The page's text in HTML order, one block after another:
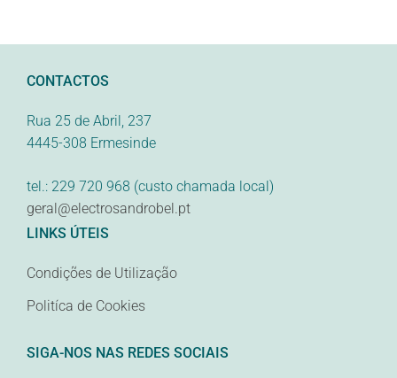
CONTACTOS
Rua 25 de Abril, 237
4445-308 Ermesinde
tel.: 229 720 968 (custo chamada local)
geral@electrosandrobel.pt
LINKS ÚTEIS
Condições de Utilização
Politíca de Cookies
SIGA-NOS NAS REDES SOCIAIS